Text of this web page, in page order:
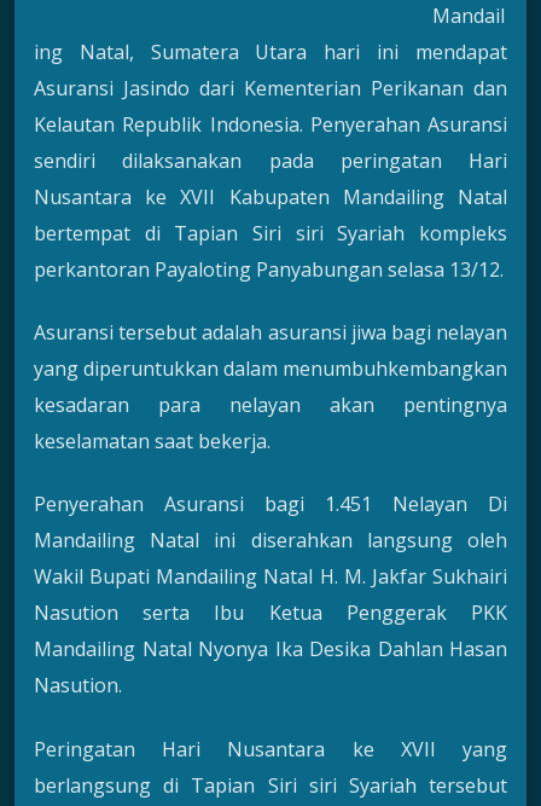
Mandail
ing Natal, Sumatera Utara hari ini mendapat
Asuransi Jasindo dari Kementerian Perikanan dan
Kelautan Republik Indonesia. Penyerahan Asuransi
sendiri dilaksanakan pada peringatan Hari
Nusantara ke XVII Kabupaten Mandailing Natal
bertempat di Tapian Siri siri Syariah kompleks
perkantoran Payaloting Panyabungan selasa 13/12.
Asuransi tersebut adalah asuransi jiwa bagi nelayan
yang diperuntukkan dalam menumbuhkembangkan
kesadaran para nelayan akan pentingnya
keselamatan saat bekerja.
Penyerahan Asuransi bagi 1.451 Nelayan Di
Mandailing Natal ini diserahkan langsung oleh
Wakil Bupati Mandailing Natal H. M. Jakfar Sukhairi
Nasution serta Ibu Ketua Penggerak PKK
Mandailing Natal Nyonya Ika Desika Dahlan Hasan
Nasution.
Peringatan Hari Nusantara ke XVII yang
berlangsung di Tapian Siri siri Syariah tersebut